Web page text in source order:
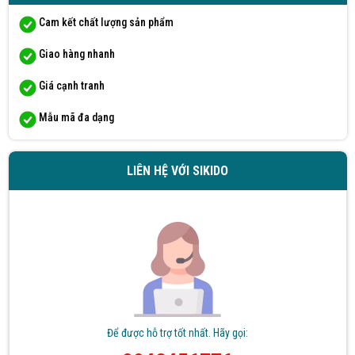
Lê Ngọc Hoàng Yến đã mua sản phẩm sàn gỗ tự nhiên
Hồ Thị Anh Thư đã mua sản phẩm sàn gỗ tự nhiên
Văn Thị Mỹ Linh đã mua sản phẩm sàn gỗ tự nhiên
Trần Xuân Hóa đã mua sản phẩm sàn gỗ tự nhiên
Nguyễn Thị Duy Linh đã mua sản phẩm sàn gỗ tự nhiên
Hoàng Mạnh Tuấn đã mua sản phẩm sàn gỗ tự nhiên
Nguyễn Thị Phương đã mua sản phẩm sàn gỗ tự nhiên
Ngô Thị Mỹ Giang đã mua sản phẩm sàn gỗ tự nhiên
Cam kết chất lượng sản phẩm
Giao hàng nhanh
Giá cạnh tranh
Mẫu mã đa dạng
LIÊN HỆ VỚI SIKIDO
Để được hỗ trợ tốt nhất. Hãy gọi: